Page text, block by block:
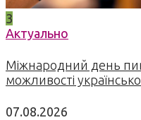
3
Актуально
Міжнародний день
можливості
07.08.2026